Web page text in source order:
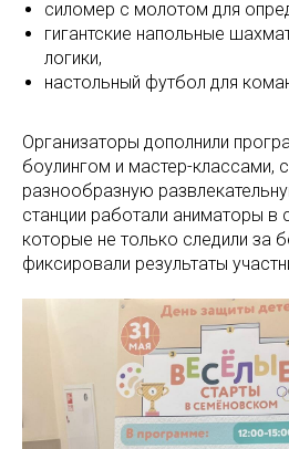
силомер с молотом для
гигантские напольные
логики,
настольный футбол для
Организаторы дополнили
боулингом и мастер-классами,
разнообразную
станции работали аниматоры в
которые не только следили за
фиксировали результаты